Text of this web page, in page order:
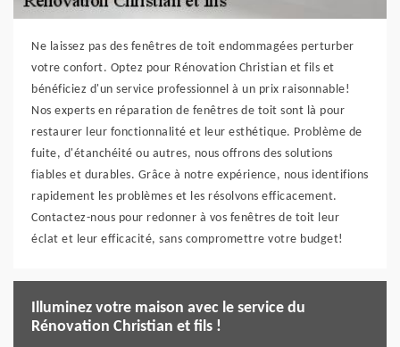
Ne laissez pas des fenêtres de toit endommagées perturber
votre confort. Optez pour Rénovation Christian et fils et
bénéficiez d'un service professionnel à un prix raisonnable!
Nos experts en réparation de fenêtres de toit sont là pour
restaurer leur fonctionnalité et leur esthétique. Problème de
fuite, d'étanchéité ou autres, nous offrons des solutions
fiables et durables. Grâce à notre expérience, nous identifions
rapidement les problèmes et les résolvons efficacement.
Contactez-nous pour redonner à vos fenêtres de toit leur
éclat et leur efficacité, sans compromettre votre budget!
Illuminez votre maison avec le service du
Rénovation Christian et fils !